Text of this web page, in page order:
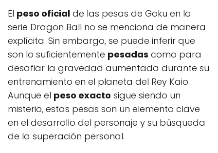
El peso oficial de las pesas de Goku en la
serie Dragon Ball no se menciona de manera
explícita. Sin embargo, se puede inferir que
son lo suficientemente pesadas como para
desafiar la gravedad aumentada durante su
entrenamiento en el planeta del Rey Kaio.
Aunque el peso exacto sigue siendo un
misterio, estas pesas son un elemento clave
en el desarrollo del personaje y su búsqueda
de la superación personal.